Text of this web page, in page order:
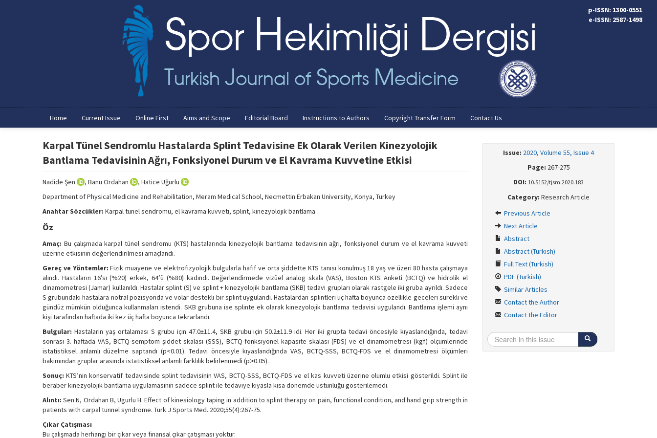
p-ISSN: 1300-0551
e-ISSN: 2587-1498
Home Current Issue Online First Aims and Scope Editorial Board Instructions to Authors Copyright Transfer Form Contact Us
Karpal Tünel Sendromlu Hastalarda Splint Tedavisine Ek Olarak Verilen Kinezyolojik
Bantlama Tedavisinin Ağrı, Fonksiyonel Durum ve El Kavrama Kuvvetine Etkisi
Nadide Şen , Banu Ordahan
, Hatice Uğurlu
Department of Physical Medicine and Rehabilitation, Meram Medical School, Necmettin Erbakan University, Konya, Turkey
Anahtar Sözcükler: Karpal tünel sendromu, el kavrama kuvveti, splint, kinezyolojik bantlama
Öz
Amaç: Bu çalışmada karpal tünel sendromu (KTS) hastalarında kinezyolojik bantlama tedavisinin ağrı, fonksiyonel durum ve el kavrama kuvveti
üzerine etkisinin değerlendirilmesi amaçlandı.
Gereç ve Yöntemler: Fizik muayene ve elektrofizyolojik bulgularla hafif ve orta şiddette KTS tanısı konulmuş 18 yaş ve üzeri 80 hasta çalışmaya
alındı. Hastaların 16’sı (%20) erkek, 64’ü (%80) kadındı. Değerlendirmede vizüel analog skala (VAS), Boston KTS Anketi (BCTQ) ve hidrolik el
dinamometresi (Jamar) kullanıldı. Hastalar splint (S) ve splint + kinezyolojik bantlama (SKB) tedavi grupları olarak rastgele iki gruba ayrıldı. Sadece
S grubundaki hastalara nötral pozisyonda ve volar destekli bir splint uygulandı. Hastalardan splintleri üç hafta boyunca özellikle geceleri sürekli ve
gündüz mümkün olduğunca kullanmaları istendi. SKB grubuna ise splinte ek olarak kinezyolojik bantlama tedavisi uygulandı. Bantlama işlemi aynı
kişi tarafından haftada iki kez üç hafta boyunca tekrarlandı.
Bulgular: Hastaların yaş ortalaması S grubu için 47.0±11.4, SKB grubu için 50.2±11.9 idi. Her iki grupta tedavi öncesiyle kıyaslandığında, tedavi
sonrası 3. haftada VAS, BCTQ-semptom şiddet skalası (SSS), BCTQ-fonksiyonel kapasite skalası (FDS) ve el dinamometresi (kgf) ölçümlerinde
istatistiksel anlamlı düzelme saptandı (p<0.01). Tedavi öncesiyle kıyaslandığında VAS, BCTQ-SSS, BCTQ-FDS ve el dinamometresi ölçümleri
bakımından gruplar arasında istatistiksel anlamlı farklılık belirlenmedi (p˃0.05).
Sonuç: KTS’nin konservatif tedavisinde splint tedavisinin VAS, BCTQ-SSS, BCTQ-FDS ve el kas kuvveti üzerine olumlu etkisi gösterildi. Splint ile
beraber kinezyolojik bantlama uygulamasının sadece splint ile tedaviye kıyasla kısa dönemde üstünlüğü gösterilemedi.
Alıntı: Sen N, Ordahan B, Ugurlu H. Effect of kinesiology taping in addition to splint therapy on pain, functional condition, and hand grip strength in
patients with carpal tunnel syndrome. Turk J Sports Med. 2020;55(4):267-75.
Çıkar Çatışması
Bu çalışmada herhangi bir çıkar veya finansal çıkar çatışması yoktur.
Issue: 2020, Volume 55, Issue 4
Page: 267-275
DOI: 10.5152/tjsm.2020.183
Category: Research Article
Previous Article
Next Article
Abstract
Abstract (Turkish)
Full Text (Turkish)
PDF (Turkish)
Similar Articles
Contact the Author
Contact the Editor